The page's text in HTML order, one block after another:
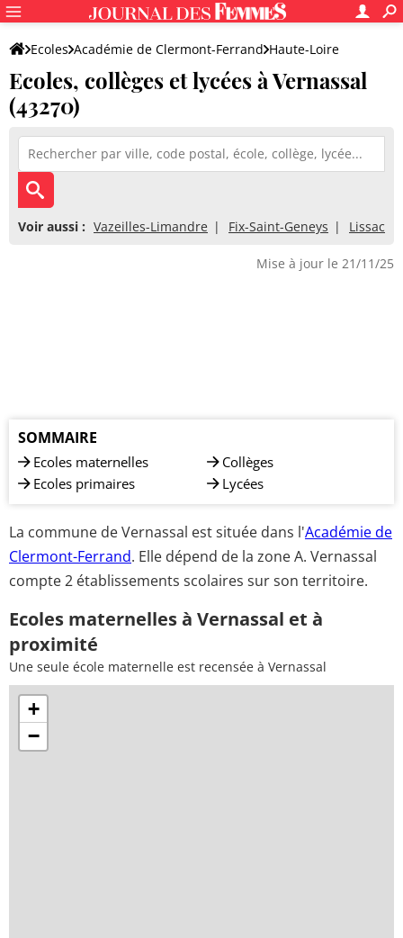
Ecoles Académie de Clermont-Ferrand Haute-Loire
Ecoles, collèges et lycées à Vernassal
(43270)
Voir aussi : Vazeilles-Limandre Fix-Saint-Geneys Lissac
Mise à jour le 21/11/25
SOMMAIRE
Ecoles maternelles
Ecoles primaires
Collèges
Lycées
La commune de Vernassal est située dans l'Académie de
Clermont-Ferrand. Elle dépend de la zone A. Vernassal
compte 2 établissements scolaires sur son territoire.
Ecoles maternelles à Vernassal et à
proximité
Une seule école maternelle est recensée à Vernassal
+
−